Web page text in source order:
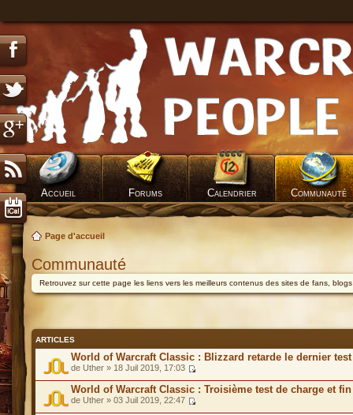
Accueil Forums Calendrier Communauté
Page d'accueil
Communauté
Retrouvez sur cette page les liens vers les meilleurs contenus des sites de fans,
ARTICLES
World of Warcraft Classic : Blizzard retarde le dernier
de Uther » 18 Juil 2019, 17:03
World of Warcraft Classic : Troisième test de charge et
de Uther » 03 Juil 2019, 22:47